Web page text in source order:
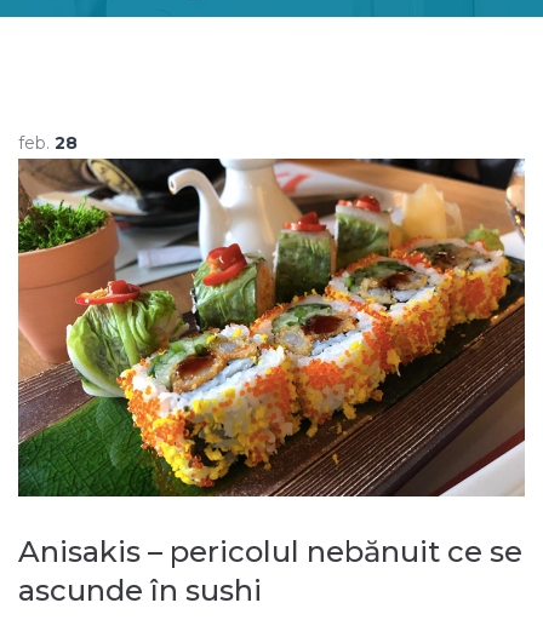
feb. 28
Anisakis – pericolul nebănuit ce se
ascunde în sushi